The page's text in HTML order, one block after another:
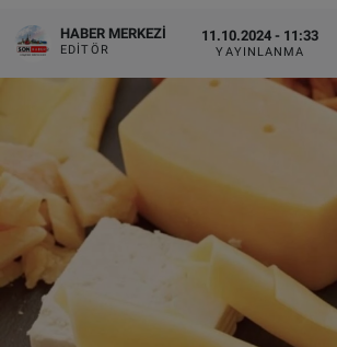
HABER MERKEZI
EDITÖR
11.10.2024 - 11:33
YAYINLANMA
BİLİM-TEKNOLOJİ
SAĞLIK
FOTO GALERİ
VIDEO GALERİ
ALGEMENE VOORWAARDEN
CONTACT
Çerez Politikası
Haber Arşivi